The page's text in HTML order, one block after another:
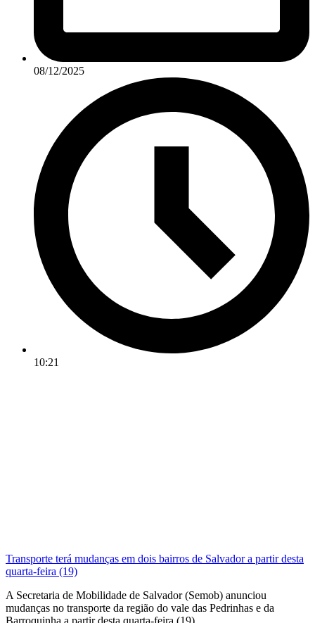
08/12/2025
10:21
Transporte terá mudanças em dois bairros de Salvador a partir desta
quarta-feira (19)
A Secretaria de Mobilidade de Salvador (Semob) anunciou
mudanças no transporte da região do vale das Pedrinhas e da
Barroquinha a partir desta quarta-feira (19).